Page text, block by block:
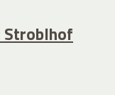
Stroblhof